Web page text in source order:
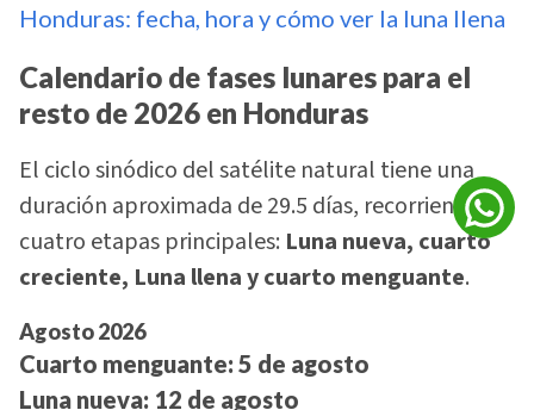
Honduras: fecha, hora y cómo ver la luna llena
Calendario de fases lunares para el
resto de 2026 en Honduras
El ciclo sinódico del satélite natural tiene una
duración aproximada de 29.5 días, recorriendo
cuatro etapas principales: Luna nueva, cuarto
creciente, Luna llena y cuarto menguante.
Agosto 2026
Cuarto menguante: 5 de agosto
Luna nueva: 12 de agosto